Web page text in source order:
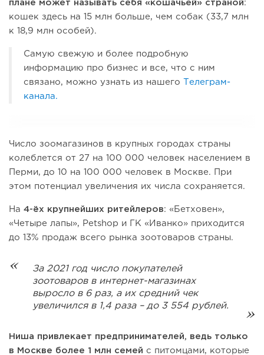
плане может называть себя «кошачьей» страной:
кошек здесь на 15 млн больше, чем собак (33,7 млн
к 18,9 млн особей).
Самую свежую и более подробную
информацию про бизнес и все, что с ним
связано, можно узнать из нашего
Телеграм-
канала.
Число зоомагазинов в крупных городах страны
колеблется от 27 на 100 000 человек населением в
Перми, до 10 на 100 000 человек в Москве. При
этом потенциал увеличения их числа сохраняется.
На 4-ёх крупнейших ритейлеров: «Бетховен»,
«Четыре лапы», Petshop и ГК «Иванко» приходится
до 13% продаж всего рынка зоотоваров страны.
За 2021 год число покупателей
зоотоваров в интернет-магазинах
выросло в 6 раз, а их средний чек
увеличился в 1,4 раза – до 3 554 рублей.
Ниша привлекает предпринимателей, ведь только
в Москве более 1 млн семей с питомцами, которые